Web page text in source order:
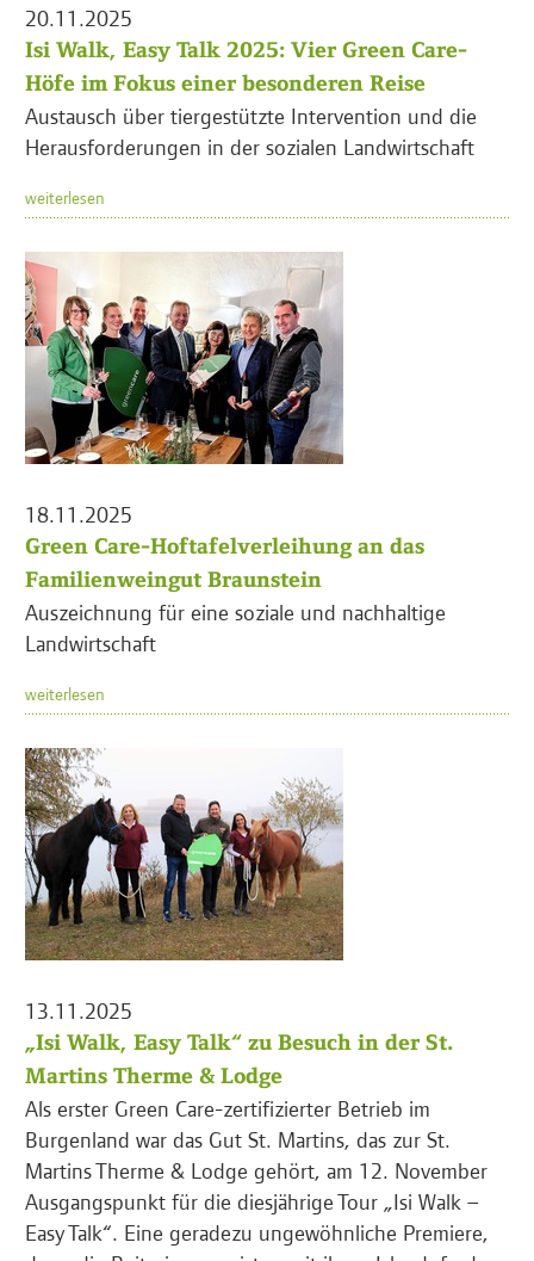
20.11.2025
Isi Walk, Easy Talk 2025: Vier Green Care-
Höfe im Fokus einer besonderen Reise
Austausch über tiergestützte Intervention und die
Herausforderungen in der sozialen Landwirtschaft
weiterlesen
18.11.2025
Green Care-Hoftafelverleihung an das
Familienweingut Braunstein
Auszeichnung für eine soziale und nachhaltige
Landwirtschaft
weiterlesen
13.11.2025
„Isi Walk, Easy Talk“ zu Besuch in der St.
Martins Therme & Lodge
Als erster Green Care-zertifizierter Betrieb im
Burgenland war das Gut St. Martins, das zur St.
Martins Therme & Lodge gehört, am 12. November
Ausgangspunkt für die diesjährige Tour „Isi Walk –
Easy Talk“. Eine geradezu ungewöhnliche Premiere,